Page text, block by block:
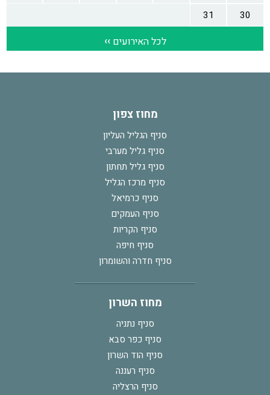
מחוז צפון
סניף הגליל העליון
סניף גליל מערבי
סניף גליל תחתון
סניף מרכז הגליל
סניף כרמיאל
סניף העמקים
סניף הקריות
סניף חיפה
סניף חדרה והשומרון
מחוז השרון
סניף נתניה
סניף כפר סבא
סניף הוד השרון
סניף רעננה
סניף הרצליה